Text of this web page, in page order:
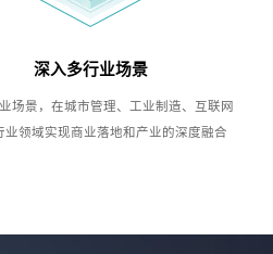
深入多行业场景
场景，在城市管理、工业制造、互联网
业领域实现商业落地和产业的深度融合